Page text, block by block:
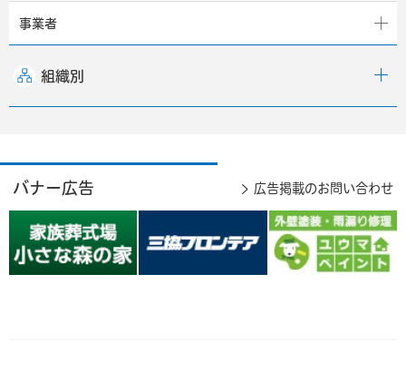
事業者
組織別
バナー広告 広告掲載のお問い合わせ